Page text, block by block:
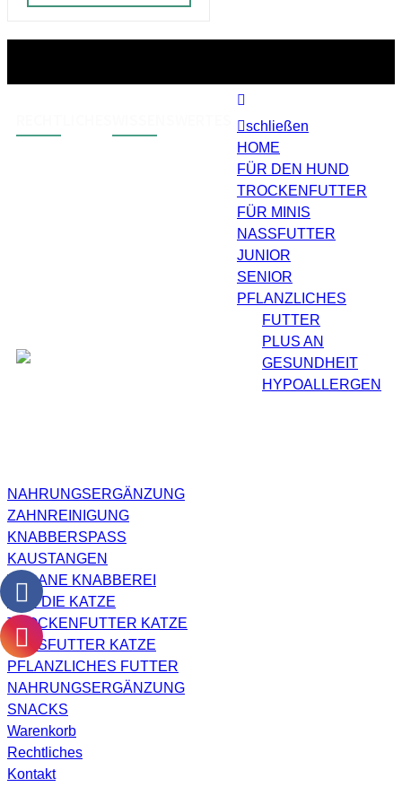
weist
Varianten
Optionen
Produktseite
gewählt
schließen
HOME
FÜR DEN HUND
TROCKENFUTTER
FÜR MINIS
NASSFUTTER
JUNIOR
SENIOR
PFLANZLICHES
FUTTER
PLUS AN
GESUNDHEIT
HYPOALLERGEN
NAHRUNGSERGÄNZUNG
ZAHNREINIGUNG
KNABBERSPASS
KAUSTANGEN
VEGANE KNABBEREI
FÜR DIE KATZE
TROCKENFUTTER KATZE
NASSFUTTER KATZE
PFLANZLICHES FUTTER
NAHRUNGSERGÄNZUNG
SNACKS
Warenkorb
Rechtliches
Kontakt